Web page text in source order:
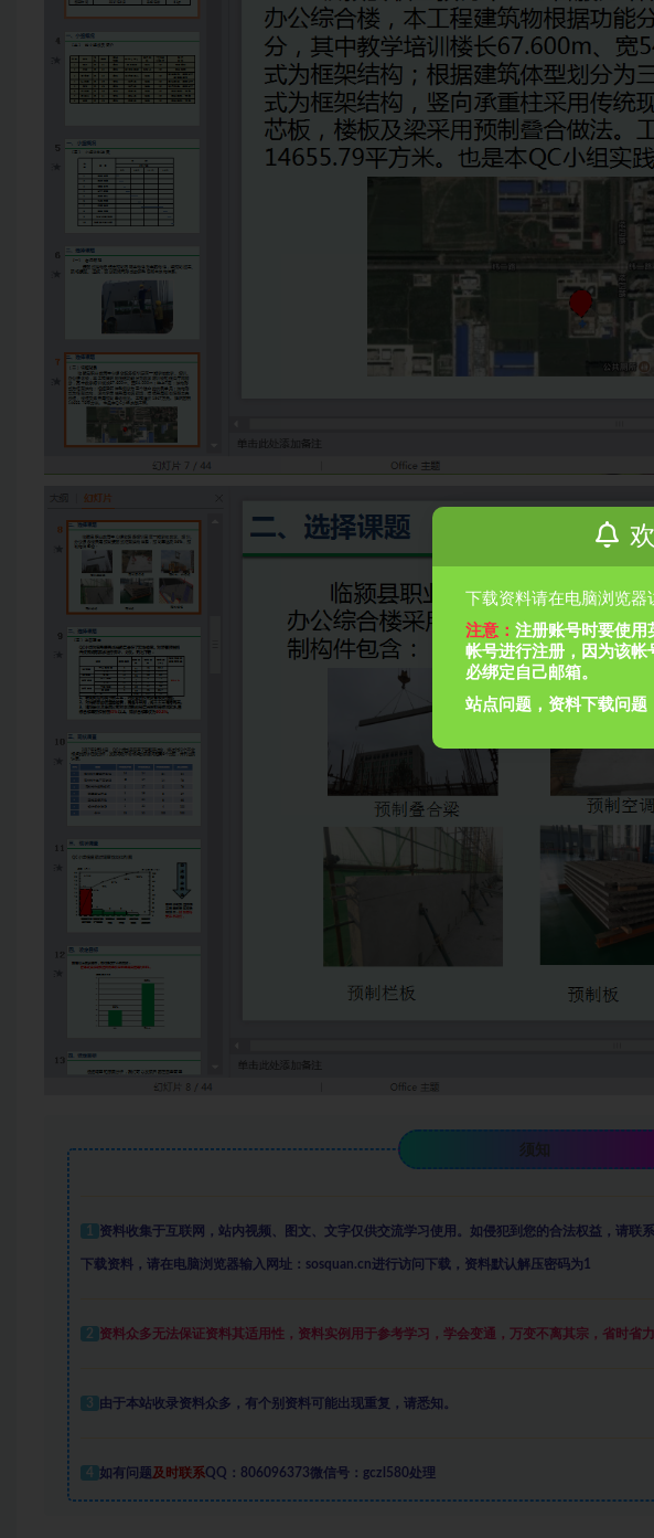
须知
1 资料收集于互联网 ， 站内视频、图文、文字仅供交流学习使用。如侵犯到您的合法权益，请联系
下载资料，请在电脑浏览器输入网址：sosquan.cn进行访问下载， 资料默认解压密码为1
2 资料众多无法保证资料其适用性，资料实例 用于参考学习，学会变通，万变不离其宗，省时省
3 由于本站收录资料众多，有个别资料可能出现重复，请悉知。
4 如有问题及时联系QQ：806096373微信号：gczl580处理
下载资料请在电脑浏览器
注意： 注册账号时要使用
帐号进行注册，因为该
必绑定自己邮箱。
站点问题，资料下载问